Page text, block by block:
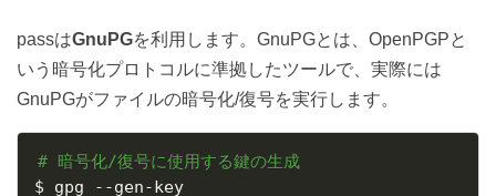
passはGnuPGを利用します。GnuPGとは、OpenPGPと
いう暗号化プロトコルに準拠したツールで、実際には
GnuPGがファイルの暗号化/復号を実行します。
# 暗号化/復号に使用する鍵の生成